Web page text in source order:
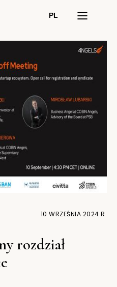
PL
10 WRZEŚNIA 2024 R.
rozdział